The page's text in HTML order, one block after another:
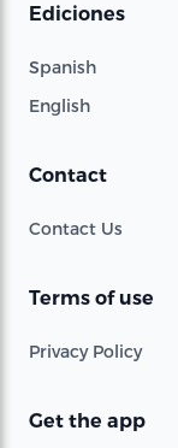
Ediciones
Spanish
English
Contact
Contact Us
Terms of use
Privacy Policy
Get the app